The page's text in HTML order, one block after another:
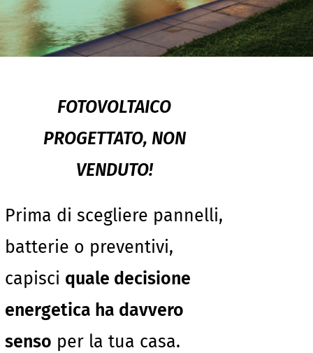
FOTOVOLTAICO
PROGETTATO, NON
VENDUTO!
Prima di scegliere pannelli,
batterie o preventivi,
capisci quale decisione
energetica ha davvero
senso per la tua casa.